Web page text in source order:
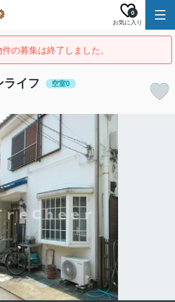
お気に入り
0
件の募集は終了しました。
ライフ 空室0